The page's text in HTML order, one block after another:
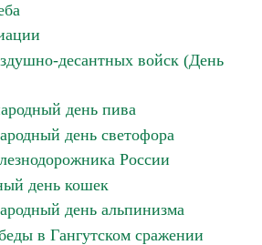
десантных войск (День
день пива
день светофора
России
день кошек
день альпинизма
в Гангутском сражении